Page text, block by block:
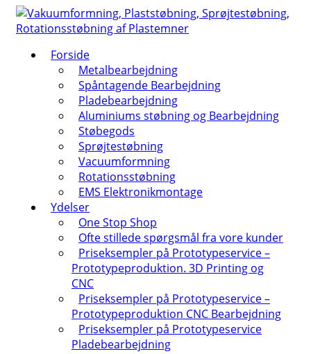
↓
Hop
hovedindhold
Forside
Metalbearbejdning
Spåntagende Bearbejdning
Pladebearbejdning
Aluminiums støbning og Bearbejdning
Støbegods
Sprøjtestøbning
Vacuumformning
Rotationsstøbning
EMS Elektronikmontage
Ydelser
One Stop Shop
Ofte stillede spørgsmål fra vore kunder
Priseksempler på Prototypeservice –
Prototypeproduktion. 3D Printing og
CNC
Priseksempler på Prototypeservice –
Prototypeproduktion CNC Bearbejdning
Priseksempler på Prototypeservice
Pladebearbejdning